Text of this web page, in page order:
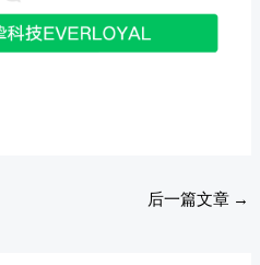
后一篇文章 →